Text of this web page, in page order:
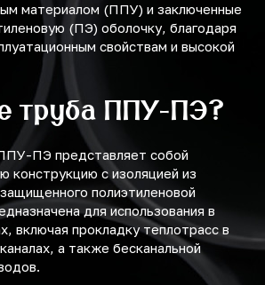
материалом (ППУ) и заключенные
(ПЭ) оболочку, благодаря
свойствам и высокой
труба ППУ-ПЭ?
ПЭ представляет собой
конструкцию с изоляцией из
полиэтиленовой
для использования в
включая прокладку теплотрасс в
а также бесканальной